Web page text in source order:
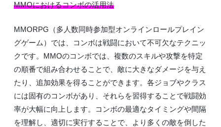
MMOにおけるコンボの活用法
MMORPG（多人数同時参加型オンラインロールプレイン
グゲーム）では、コンボは戦闘において不可欠なテクニッ
クです。MMOのコンボでは、複数のスキルや攻撃を特定
の順番で組み合わせることで、敵に大きなダメージを与え
たり、追加効果を得ることができます。各ジョブやクラス
には固有のコンボがあり、それらを習得することで戦闘効
率が大幅に向上します。コンボの最適なタイミングや間隔
を理解し、適切に実行することで、より多くの敵を倒した